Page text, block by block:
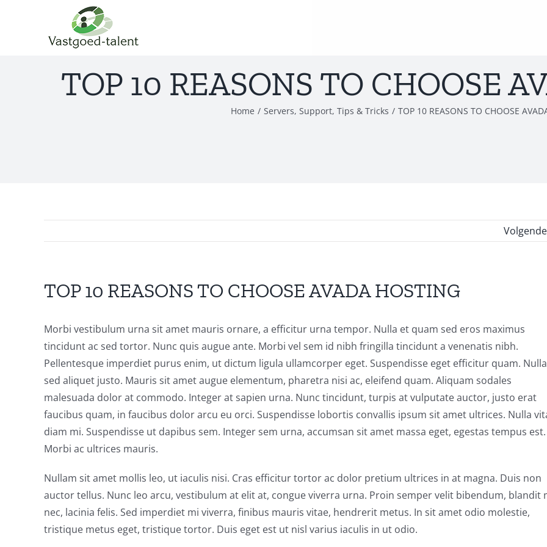
TOP 10 REASONS TO CHOOSE
Home / Servers, Support, Tips & Tricks / TOP 10 REASONS TO CHOOSE
Volgende
TOP 10 REASONS TO CHOOSE AVADA HOSTING
Morbi vestibulum urna sit amet mauris ornare, a efficitur urna tempor. Nulla et quam sed eros maximus
tincidunt ac sed tortor. Nunc quis augue ante. Morbi vel sem id nibh fringilla tincidunt a venenatis nibh.
Pellentesque imperdiet purus enim, ut dictum ligula ullamcorper eget. Suspendisse eget efficitur quam.
sed aliquet justo. Mauris sit amet augue elementum, pharetra nisi ac, eleifend quam. Aliquam sodales
malesuada dolor at commodo. Integer at sapien urna. Nunc tincidunt, turpis at vulputate auctor, justo erat
faucibus quam, in faucibus dolor arcu eu orci. Suspendisse lobortis convallis ipsum sit amet ultrices. Nulla
diam mi. Suspendisse ut dapibus sem. Integer sem urna, accumsan sit amet massa eget, egestas tempus est.
Morbi ac ultrices mauris.
Nullam sit amet mollis leo, ut iaculis nisi. Cras efficitur tortor ac dolor pretium ultrices in at magna. Duis non
auctor tellus. Nunc leo arcu, vestibulum at elit at, congue viverra urna. Proin semper velit bibendum, blandit
nec, lacinia felis. Sed imperdiet mi viverra, finibus mauris vitae, hendrerit metus. In sit amet odio molestie,
tristique metus eget, tristique tortor. Duis eget est ut nisl varius iaculis in ut odio.